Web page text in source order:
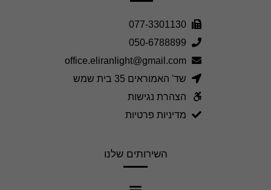
077-3301130
050-6788899
office.eliranlight@gmail.com
שד' האמוראים 35 בית שמש
הצהרת נגישות
מדיניות פרטיות
השירותים שלנו